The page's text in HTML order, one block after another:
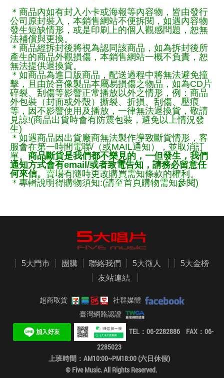
＊商品內如有封入小卡或海報等內容物，皆由發行
公司原封裝入，本銷售網站不便拆閱，如遇內容物
發生短缺情形，或是印刷上的個人觀感問題，恕無
法補償與更換。
＊商品經拆封後將視為認同該商品，如為拆封後所
產生的商品外觀損傷，本銷售網站一概不負責，恕
無法提供退換貨。
＊如商品為進口版商品，配送過程中將無法避免撞
擊，且由於音像製品本屬易損傷之物品，如為CD片
碎裂、刮傷等影響正常播放以外之情形，例：商品
外包裝（封面或外殼）撕裂、折損、刮傷、壓痕
等，因不影響使用及播放，一律無法退換貨，敬請
見諒!(商品出貨時會有防震包裝，避免以上情況發
生)
＊如遇商品因出貨廠商無法製作導致斷貨情形，客
服會在第一時間電聯/（或MAIL通知），並取消訂
單。 商品斷貨是我們都不樂見的，一但發生，我們
通知方式會有email/或者致電告知，請務必留意任
何來信。 賣場有隨時更改購買需知條款的權利。
＊專輯說明得購物須知:(請至首頁購物需知參閱)
5大門市 團購 聯絡我們 5大徵人
5大金榜
友站連結
超商取貨
社群媒體
臺灣網路認證
TEL：06-2282886 FAX：06-
2285023
上班時間：AM10:00~PM18:00 (六日休假)
© Five Music. All Rights Reserved.